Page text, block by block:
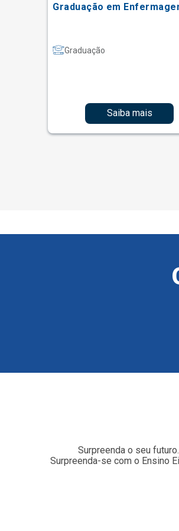
Graduação em
Graduação
Saiba mais
Surpreenda o seu futuro.
Surpreenda-se com o Ensino